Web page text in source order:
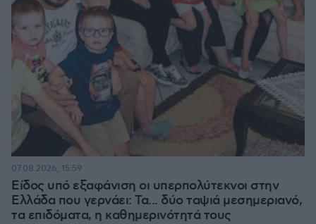
Είδος υπό εξαφάνιση οι υπερπολύτεκνοι στην
Ελλάδα που γερνάει: Τα... δύο ταψιά μεσημεριανό,
τα επιδόματα, η καθημερινότητά τους
07.08.2026, 15:59